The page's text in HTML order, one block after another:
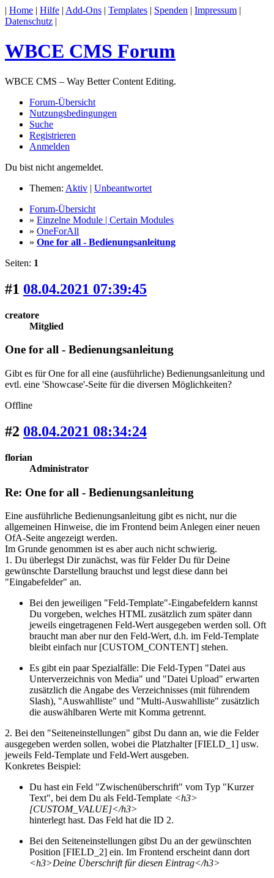
| Home | Hilfe | Add-Ons | Templates | Spenden | Impressum |
Datenschutz |
WBCE CMS Forum
WBCE CMS – Way Better Content Editing.
Forum-Übersicht
Nutzungsbedingungen
Suche
Registrieren
Anmelden
Du bist nicht angemeldet.
Themen: Aktiv | Unbeantwortet
Forum-Übersicht
» Einzelne Module | Certain Modules
» OneForAll
» One for all - Bedienungsanleitung
Seiten: 1
#1 08.04.2021 07:39:45
creatore
Mitglied
One for all - Bedienungsanleitung
Gibt es für One for all eine (ausführliche) Bedienungsanleitung und
evtl. eine 'Showcase'-Seite für die diversen Möglichkeiten?
Offline
#2 08.04.2021 08:34:24
florian
Administrator
Re: One for all - Bedienungsanleitung
Eine ausführliche Bedienungsanleitung gibt es nicht, nur die
allgemeinen Hinweise, die im Frontend beim Anlegen einer neuen
OfA-Seite angezeigt werden.
Im Grunde genommen ist es aber auch nicht schwierig.
1. Du überlegst Dir zunächst, was für Felder Du für Deine
gewünschte Darstellung brauchst und legst diese dann bei
"Eingabefelder" an.
Bei den jeweiligen "Feld-Template"-Eingabefeldern kannst
Du vorgeben, welches HTML zusätzlich zum später dann
jeweils eingetragenen Feld-Wert ausgegeben werden soll. Oft
braucht man aber nur den Feld-Wert, d.h. im Feld-Template
bleibt einfach nur [CUSTOM_CONTENT] stehen.
Es gibt ein paar Spezialfälle: Die Feld-Typen "Datei aus
Unterverzeichnis von Media" und "Datei Upload" erwarten
zusätzlich die Angabe des Verzeichnisses (mit führendem
Slash), "Auswahlliste" und "Multi-Auswahlliste" zusätzlich
die auswählbaren Werte mit Komma getrennt.
2. Bei den "Seiteneinstellungen" gibst Du dann an, wie die Felder
ausgegeben werden sollen, wobei die Platzhalter [FIELD_1] usw.
jeweils Feld-Template und Feld-Wert ausgeben.
Konkretes Beispiel:
Du hast ein Feld "Zwischenüberschrift" vom Typ "Kurzer
Text", bei dem Du als Feld-Template <h3>
[CUSTOM_VALUE]</h3>
hinterlegt hast. Das Feld hat die ID 2.
Bei den Seiteneinstellungen gibst Du an der gewünschten
Position [FIELD_2] ein. Im Frontend erscheint dann dort
<h3>Deine Überschrift für diesen Eintrag</h3>